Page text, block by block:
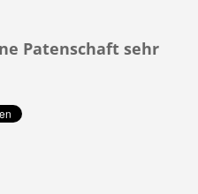
Patenschaft sehr